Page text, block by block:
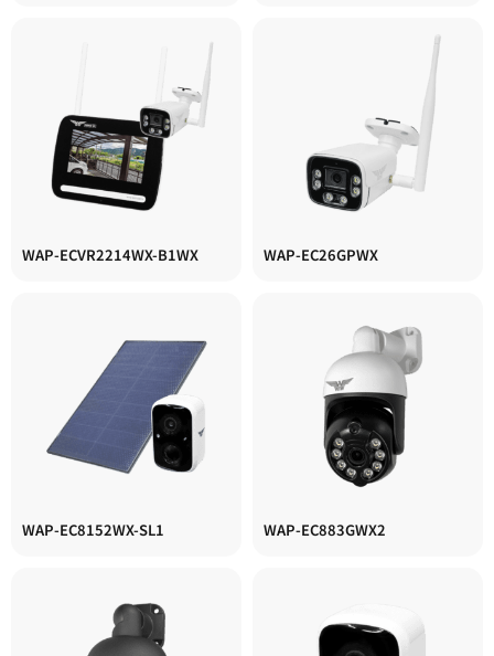
WAP-ECVR2214WX-B1WX WAP-EC26GPWX
WAP-EC8152WX-SL1 WAP-EC883GWX2